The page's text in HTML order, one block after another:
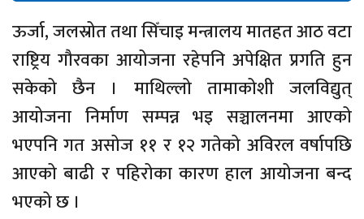
ऊर्जा, जलस्रोत तथा सिँचाइ मन्त्रालय मातहत आठ वटा
राष्ट्रिय गौरवका आयोजना रहेपनि अपेक्षित प्रगति हुन
सकेको छैन । माथिल्लो तामाकोशी जलविद्युत्
आयोजना निर्माण सम्पन्न भइ सञ्चालनमा आएको
भएपनि गत असोज ११ र १२ गतेको अविरल वर्षापछि
आएको बाढी र पहिरोका कारण हाल आयोजना बन्द
भएको छ ।